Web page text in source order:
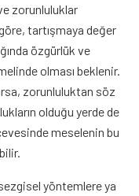
zorunluluklar
tartışmaya değer
özgürlük ve
olması beklenir.
zorunluluktan söz
olduğu yerde de
meselenin bu
yöntemlere ya